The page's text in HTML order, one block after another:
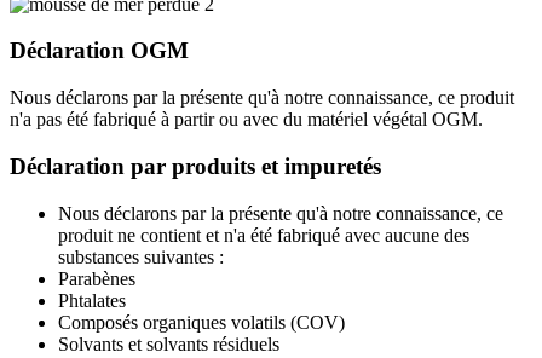
Déclaration OGM
Nous déclarons par la présente qu'à notre connaissance, ce produit
n'a pas été fabriqué à partir ou avec du matériel végétal OGM.
Déclaration par produits et impuretés
Nous déclarons par la présente qu'à notre connaissance, ce
produit ne contient et n'a été fabriqué avec aucune des
substances suivantes :
Parabènes
Phtalates
Composés organiques volatils (COV)
Solvants et solvants résiduels